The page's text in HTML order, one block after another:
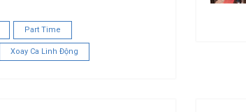
Part Time
Xoay Ca Linh Động